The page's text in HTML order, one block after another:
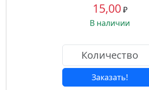
15,00₽
В наличии
Заказать!